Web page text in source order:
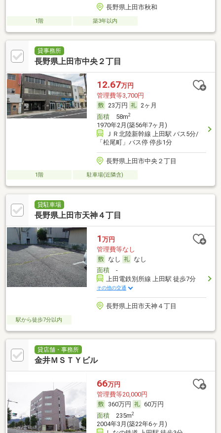
長野県上田市秋和
1階 築3年以内
貸事務所
長野県上田市中央２丁目
12.67万円
管理費等3,700円
23万円
2ヶ月
面積58m2
1970年2月(築56年7ヶ月)
ＪＲ北陸新幹線 上田駅 バス5分/
「松尾町」バス停 停歩1分
長野県上田市中央２丁目
1階 駐車場(近隣含)
貸駐車場
長野県上田市天神４丁目
1 万円
管理費等なし
なし
なし
面積-
上田電鉄別所線 上田駅 徒歩7分
その他の交通
長野県上田市天神４丁目
駅から徒歩7分以内
貸店舗・事務所
金井ＭＳＴＹビル
66万円
管理費等20,000円
360万円
60万円
面積235m2
2004年3月(築22年6ヶ月)